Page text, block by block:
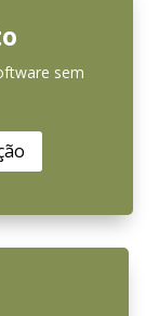
sem